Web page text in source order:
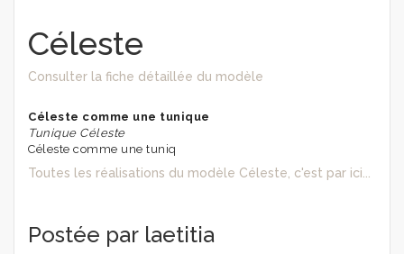
Céleste
Consulter la fiche détaillée du modèle
Céleste comme une tunique
Tunique Céleste
Céleste comme une tuniq
Toutes les réalisations du modèle Céleste, c'est par ici...
Postée par laetitia